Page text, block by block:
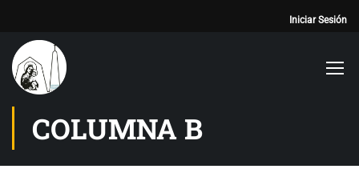
Iniciar Sesión
COLUMNA B